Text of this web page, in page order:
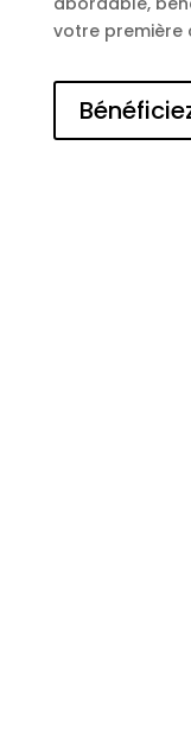
votre première